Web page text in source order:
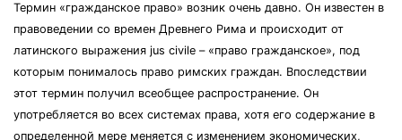
Термин «гражданское право» возник очень давно. Он известен в
правоведении со времен Древнего Рима и происходит от
латинского выражения jus civile – «право гражданское», под
которым понималось право римских граждан. Впоследствии
этот термин получил всеобщее распространение. Он
употребляется во всех системах права, хотя его содержание в
определенной мере меняется с изменением экономических,